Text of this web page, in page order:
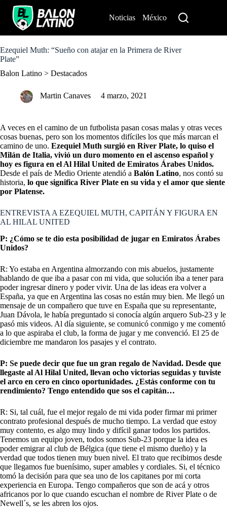
o
c
n
Noticias México
Ezequiel Muth: “Sueño con atajar en la Primera de River
Plate”
Balon Latino > Destacados
Martin Canaves 4 marzo, 2021
A veces en el camino de un futbolista pasan cosas malas y otras veces
cosas buenas, pero son los momentos difíciles los que más marcan el
camino de uno. Ezequiel Muth surgió en River Plate, lo quiso el
Milán de Italia, vivió un duro momento en el ascenso español y
hoy es figura en el Al Hilal United de Emiratos Árabes Unidos.
Desde el país de Medio Oriente atendió a Balón Latino, nos contó su
historia, lo que significa River Plate en su vida y el amor que siente
por Platense.
ENTREVISTA A EZEQUIEL MUTH, CAPITÁN Y FIGURA EN
AL HILAL UNITED
P: ¿Cómo se te dio esta posibilidad de jugar en Emiratos Árabes
Unidos?
R: Yo estaba en Argentina almorzando con mis abuelos, justamente
hablando de que iba a pasar con mi vida, que solución iba a tener para
poder ingresar dinero y poder vivir. Una de las ideas era volver a
España, ya que en Argentina las cosas no están muy bien. Me llegó un
mensaje de un compañero que tuve en España que su representante,
Juan Dávola, le había preguntado si conocía algún arquero Sub-23 y le
pasó mis videos. Al día siguiente, se comunicó conmigo y me comentó
a lo que aspiraba el club, la forma de jugar y me convenció. El 25 de
diciembre me mandaron los pasajes y el contrato.
P: Se puede decir que fue un gran regalo de Navidad. Desde que
llegaste al Al Hilal United, llevan ocho victorias seguidas y tuviste
el arco en cero en cinco oportunidades. ¿Estás conforme con tu
rendimiento? Tengo entendido que sos el capitán…
R: Si, tal cuál, fue el mejor regalo de mi vida poder firmar mi primer
contrato profesional después de mucho tiempo. La verdad que estoy
muy contento, es algo muy lindo y difícil ganar todos los partidos.
Tenemos un equipo joven, todos somos Sub-23 porque la idea es
poder emigrar al club de Bélgica (que tiene el mismo dueño) y la
verdad que todos tienen muy buen nivel. El trato que recibimos desde
que llegamos fue buenísimo, super amables y cordiales. Si, el técnico
tomó la decisión para que sea uno de los capitanes por mi corta
experiencia en Europa. Tengo compañeros que son de acá y otros
africanos por lo que cuando escuchan el nombre de River Plate o de
Newell´s, se les abren los ojos.